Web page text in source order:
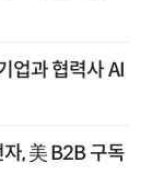
업과 협력사 AI
, 美 B2B 구독